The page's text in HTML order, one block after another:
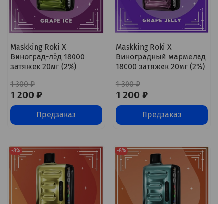
Maskking Roki X
Виноград-лёд 18000
затяжек 20мг (2%)
1 300 ₽
1 200 ₽
Предзаказ
Maskking Roki X
Виноградный мармелад
18000 затяжек 20мг (2%)
1 300 ₽
1 200 ₽
Предзаказ
-8% -8%